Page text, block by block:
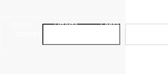
Offerte Contact